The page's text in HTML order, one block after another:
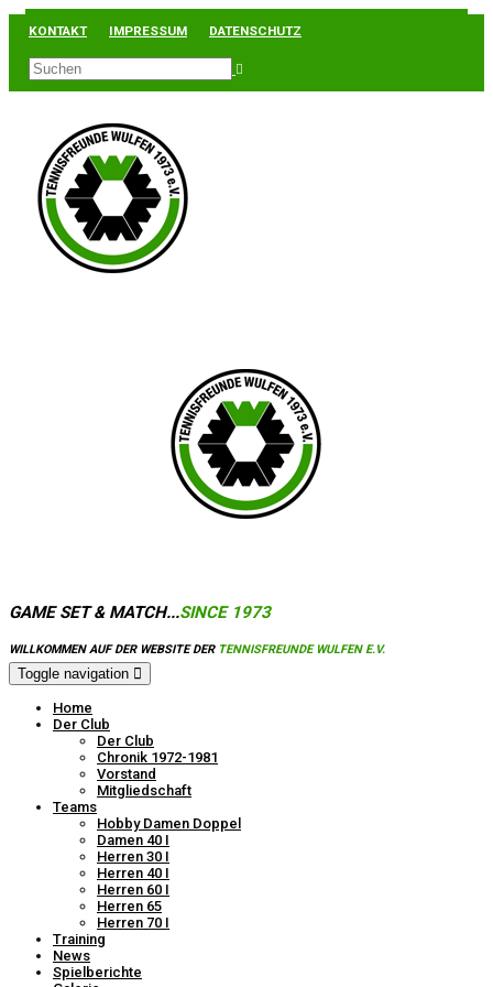
KONTAKT IMPRESSUM DATENSCHUTZ
GAME SET & MATCH...SINCE 1973
WILLKOMMEN AUF DER WEBSITE DER TENNISFREUNDE WULFEN E.V.
Toggle navigation
Home
Der Club
Der Club
Chronik 1972-1981
Vorstand
Mitgliedschaft
Teams
Hobby Damen Doppel
Damen 40 I
Herren 30 I
Herren 40 I
Herren 60 I
Herren 65
Herren 70 I
Training
News
Spielberichte